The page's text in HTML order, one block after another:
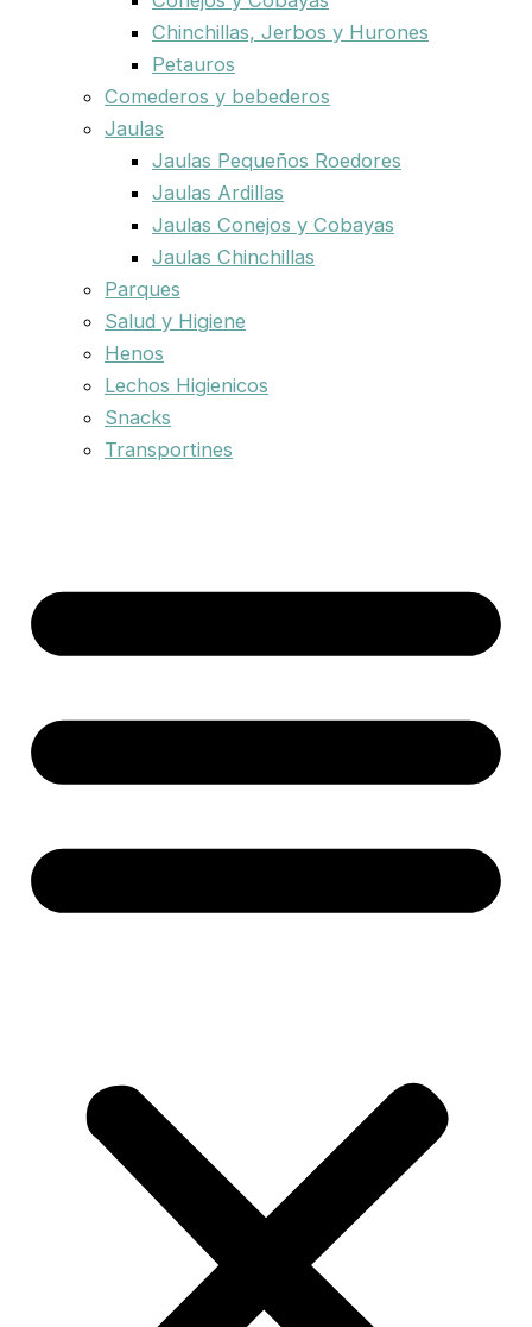
Chinchillas, Jerbos y Hurones
Petauros
Comederos y bebederos
Jaulas
Jaulas Pequeños Roedores
Jaulas Ardillas
Jaulas Conejos y Cobayas
Jaulas Chinchillas
Parques
Salud y Higiene
Henos
Lechos Higienicos
Snacks
Transportines